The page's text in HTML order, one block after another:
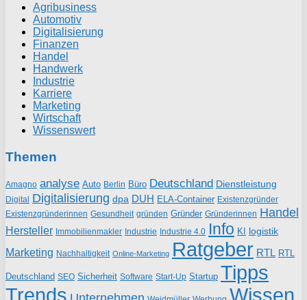
Agribusiness
Automotiv
Digitalisierung
Finanzen
Handel
Handwerk
Industrie
Karriere
Marketing
Wirtschaft
Wissenswert
Themen
Amagno analyse Auto Berlin Büro Deutschland Dienstleistung
Digital Digitalisierung dpa DUH ELA-Container Existenzgründer
Existenzgründerinnen Gesundheit gründen Gründer Gründerinnen Handel
Hersteller Immobilienmakler Industrie Industrie 4.0 Info KI logistik
Marketing Nachhaltigkeit Online-Marketing Ratgeber RTL RTL
Deutschland SEO Sicherheit Software Start-Up Startup Tipps
Trends Wissen